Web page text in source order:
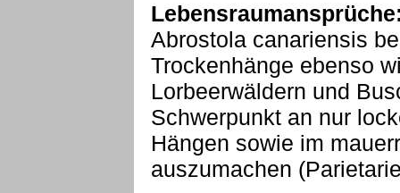
Abrostola canariensis
Trockenhänge ebenso
Lorbeerwäldern und
Schwerpunkt an nur
Hängen sowie im
auszumachen